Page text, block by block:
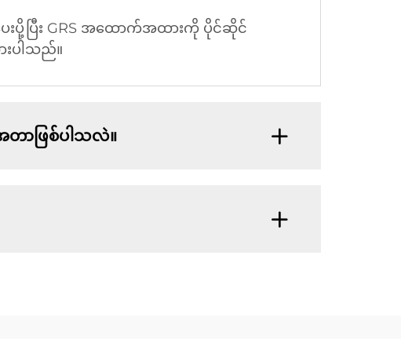
ပို့ပြီး GRS အထောက်အထားကို ပိုင်ဆိုင်
ပါသည်။
ာဖြစ်ပါသလဲ။